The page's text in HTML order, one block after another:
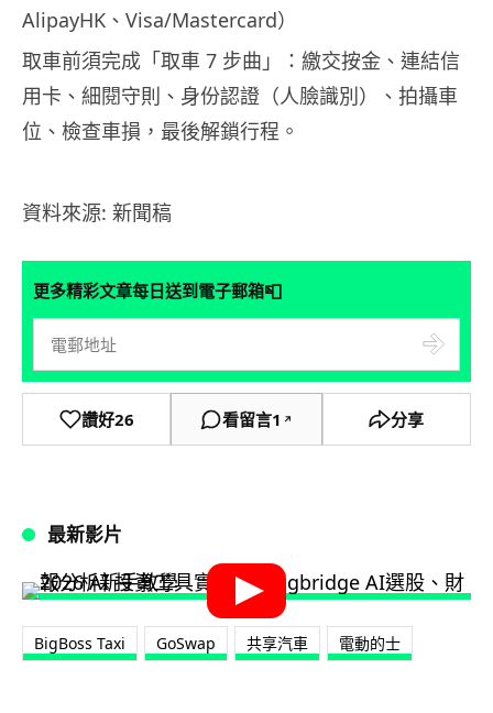
AlipayHK、Visa/Mastercard）
取車前須完成「取車 7 步曲」：繳交按金、連結信
用卡、細閱守則、身份認證（人臉識別）、拍攝車
位、檢查車損，最後解鎖行程。
資料來源: 新聞稿
更多精彩文章每日送到電子郵箱📮
讚好26 看留言1 ↗ 分享
最新影片
BigBoss Taxi GoSwap 共享汽車 電動的士